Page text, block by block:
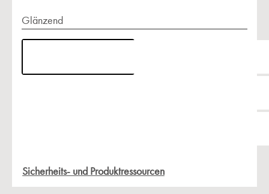
Glänzend
Sicherheits- und Produktressourcen